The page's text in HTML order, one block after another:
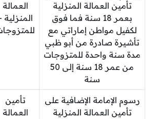
تأمين العمالة المنزلية
بعمر 18 سنة فما فوق
لكفيل مواطن إماراتي مع
تأشيرة صادرة من أبو ظبي
مدة سنة واحدة للمتزوجات
من عمر 18 سنة إلى 50
سنة
العمالة
المنزلية
رسوم الإمامة الإضافية على
تأمين العمالة المنزلية
تأمين
العمالة